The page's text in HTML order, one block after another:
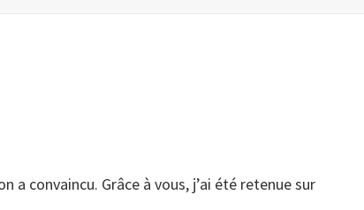
convaincu. Grâce à vous, j’ai été retenue sur